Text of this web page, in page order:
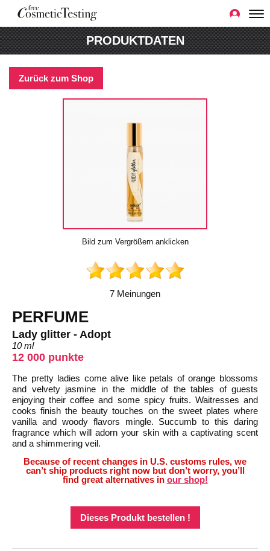
PRODUKTDATEN
Zurück zum Shop
Bild zum Vergrößern anklicken
7 Meinungen
PERFUME
Lady glitter - Adopt
10 ml
12 000 punkte
The pretty ladies come alive like petals of orange blossoms
and velvety jasmine in the middle of the tables of guests
enjoying their coffee and some spicy fruits. Waitresses and
cooks finish the beauty touches on the sweet plates where
vanilla and woody flavors mingle. Succumb to this daring
fragrance which will adorn your skin with a captivating scent
and a shimmering veil.
Because of recent changes in U.S. customs rules, we
can’t ship products right now but don’t worry, you’ll
find great alternatives in our shop!
Dieses Produkt bestellen !